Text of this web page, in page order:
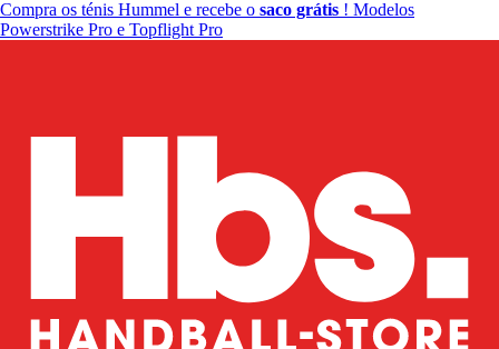
Compra os ténis Hummel e recebe o saco grátis ! Modelos
Powerstrike Pro e Topflight Pro